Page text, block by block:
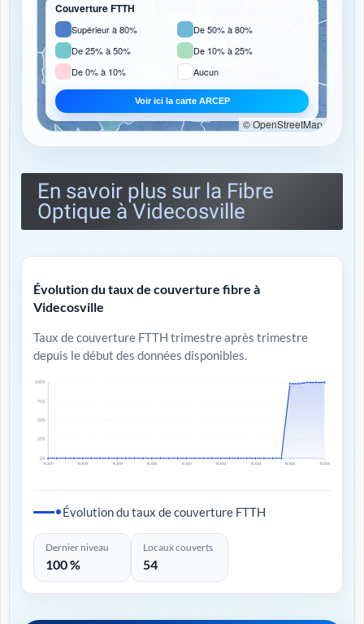
Couverture FTTH
Supérieur à 80%
De 50% à 80%
De 25% à 50%
De 10% à 25%
De 0% à 10%
Aucun
Voir ici la carte ARCEP
© OpenStreetMap
En savoir plus sur la Fibre
Optique à Videcosville
Évolution du taux de couverture fibre à
Videcosville
Taux de couverture FTTH trimestre après trimestre
depuis le début des données disponibles.
0%
25%
50%
75%
100%
T4 2017 T4 2018 T4 2019 T4 2020 T4 2021 T4 2022 T4 2023 T4 2024 T4 2025
Évolution du taux de couverture FTTH
Dernier niveau
100 %
Locaux couverts
54